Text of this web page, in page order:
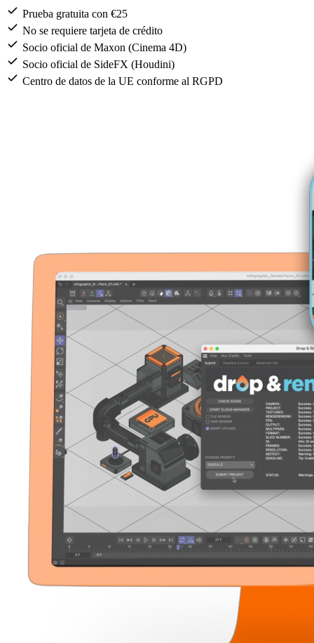
check Prueba gratuita con €25
check No se requiere tarjeta de crédito
check Socio oficial de Maxon (Cinema 4D)
check Socio oficial de SideFX (Houdini)
check Centro de datos de la UE conforme al RGPD